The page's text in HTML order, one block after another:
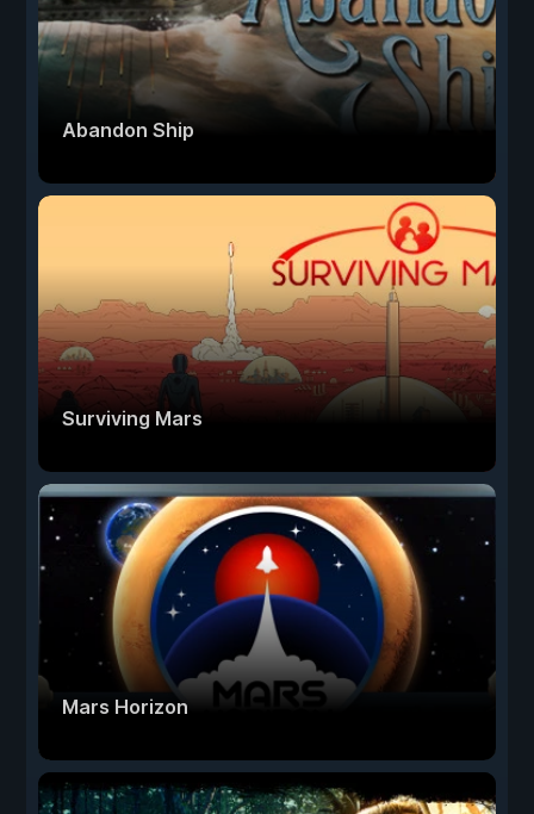
Abandon Ship
Surviving Mars
Mars Horizon